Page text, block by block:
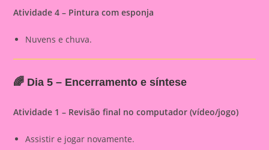
Atividade 4 – Pintura com esponja
Nuvens e chuva.
🌈 Dia 5 – Encerramento e síntese
Atividade 1 – Revisão final no computador (vídeo/jogo)
Assistir e jogar novamente.